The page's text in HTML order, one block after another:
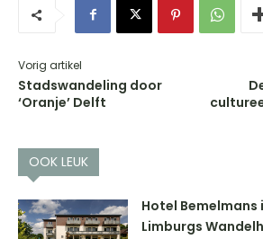
Vorig artikel
Stadswandeling door
‘Oranje’ Delft
OOK LEUK
Hotel Bemelmans
Limburgs